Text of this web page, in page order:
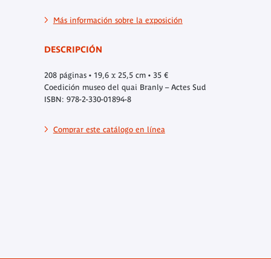
Más información sobre la exposición
DESCRIPCIÓN
208 páginas • 19,6 x 25,5 cm • 35 €
Coedición museo del quai Branly – Actes Sud
ISBN: 978-2-330-01894-8
Comprar este catálogo en línea